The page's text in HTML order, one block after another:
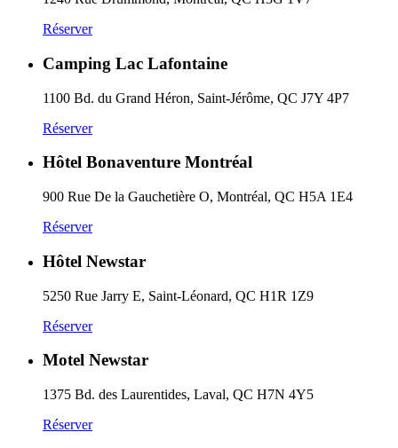
Réserver
Camping Lac Lafontaine
1100 Bd. du Grand Héron, Saint-Jérôme, QC J7Y 4P7
Réserver
Hôtel Bonaventure Montréal
900 Rue De la Gauchetière O, Montréal, QC H5A 1E4
Réserver
Hôtel Newstar
5250 Rue Jarry E, Saint-Léonard, QC H1R 1Z9
Réserver
Motel Newstar
1375 Bd. des Laurentides, Laval, QC H7N 4Y5
Réserver